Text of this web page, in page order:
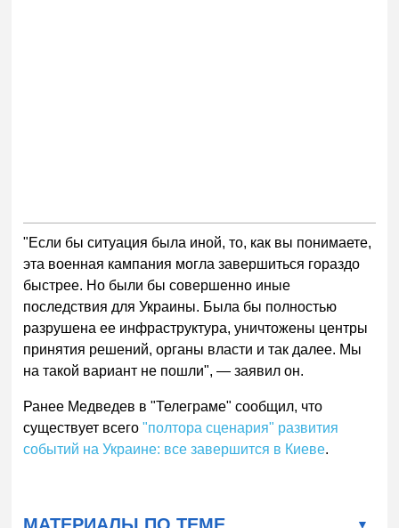
"Если бы ситуация была иной, то, как вы понимаете,
эта военная кампания могла завершиться гораздо
быстрее. Но были бы совершенно иные
последствия для Украины. Была бы полностью
разрушена ее инфраструктура, уничтожены центры
принятия решений, органы власти и так далее. Мы
на такой вариант не пошли", — заявил он.
Ранее Медведев в "Телеграме" сообщил, что
существует всего"полтора сценария" развития
событий на Украине: все завершится в Киеве.